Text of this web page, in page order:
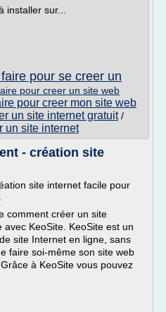
sur...
pour se creer un
pour creer un site web
pour creer mon site web
un site internet gratuit/
un site internet
- création site
site internet facile pour
comment créer un site
KeoSite. KeoSite est un
site Internet en ligne, sans
faire soi-même son site web
à KeoSite vous pouvez